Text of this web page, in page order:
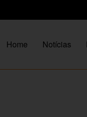
Home Notícias